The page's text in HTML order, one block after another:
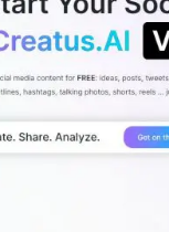
לאתר הכלי